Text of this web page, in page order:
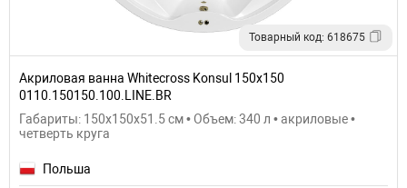
Товарный код: 618675
Акриловая ванна Whitecross Konsul 150x150
0110.150150.100.LINE.BR
Габариты: 150x150x51.5 см • Объем: 340 л • акриловые •
четверть круга
Польша